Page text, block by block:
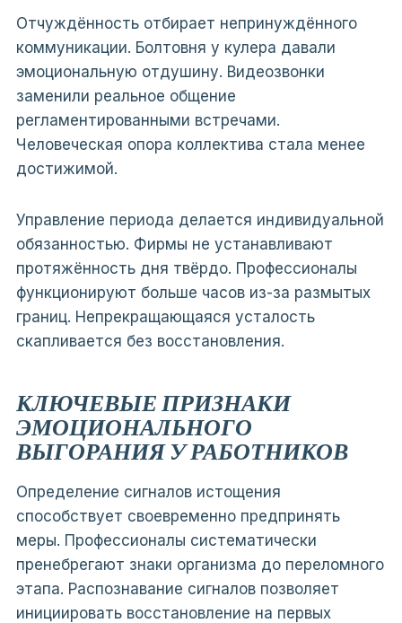
Отчуждённость отбирает непринуждённого
коммуникации. Болтовня у кулера давали
эмоциональную отдушину. Видеозвонки
заменили реальное общение
регламентированными встречами.
Человеческая опора коллектива стала менее
достижимой.
Управление периода делается индивидуальной
обязанностью. Фирмы не устанавливают
протяжённость дня твёрдо. Профессионалы
функционируют больше часов из-за размытых
границ. Непрекращающаяся усталость
скапливается без восстановления.
КЛЮЧЕВЫЕ ПРИЗНАКИ
ЭМОЦИОНАЛЬНОГО
ВЫГОРАНИЯ У РАБОТНИКОВ
Определение сигналов истощения
способствует своевременно предпринять
меры. Профессионалы систематически
пренебрегают знаки организма до переломного
этапа. Распознавание сигналов позволяет
инициировать восстановление на первых